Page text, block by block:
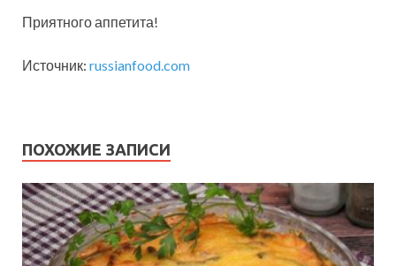
Приятного аппетита!
Источник: russianfood.com
ПОХОЖИЕ ЗАПИСИ